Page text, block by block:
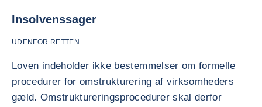
Insolvenssager
UDENFOR RETTEN
Loven indeholder ikke bestemmelser om formelle
procedurer for omstrukturering af virksomheders
gæld. Omstruktureringsprocedurer skal derfor